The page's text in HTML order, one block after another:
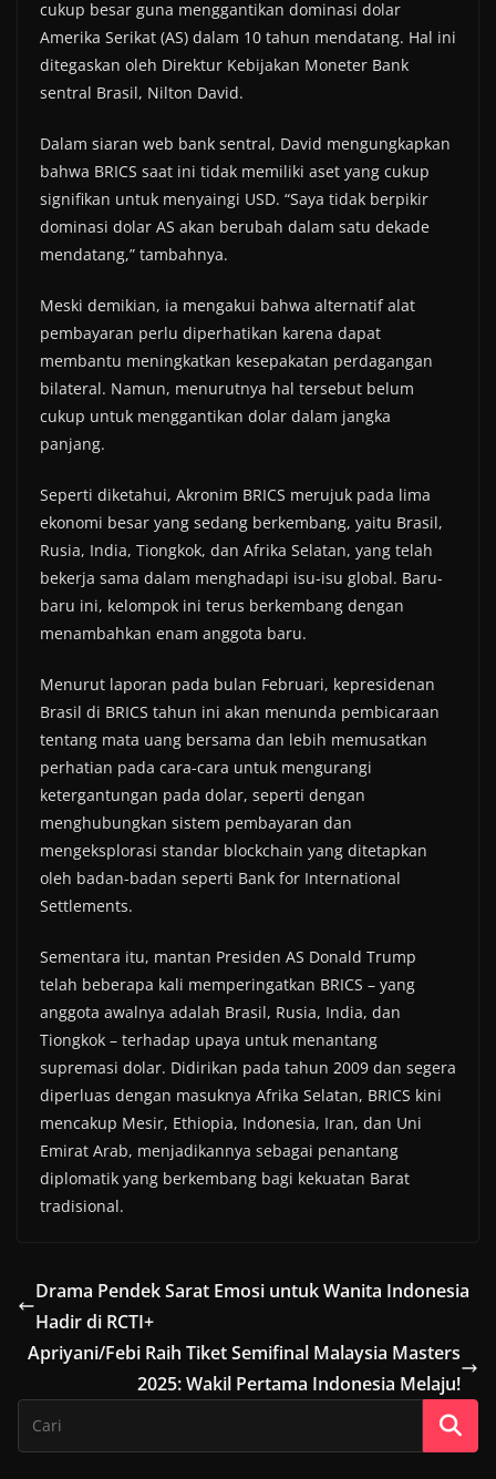
cukup besar guna menggantikan dominasi dolar
Amerika Serikat (AS) dalam 10 tahun mendatang. Hal ini
ditegaskan oleh Direktur Kebijakan Moneter Bank
sentral Brasil, Nilton David.
Dalam siaran web bank sentral, David mengungkapkan
bahwa BRICS saat ini tidak memiliki aset yang cukup
signifikan untuk menyaingi USD. “Saya tidak berpikir
dominasi dolar AS akan berubah dalam satu dekade
mendatang,” tambahnya.
Meski demikian, ia mengakui bahwa alternatif alat
pembayaran perlu diperhatikan karena dapat
membantu meningkatkan kesepakatan perdagangan
bilateral. Namun, menurutnya hal tersebut belum
cukup untuk menggantikan dolar dalam jangka
panjang.
Seperti diketahui, Akronim BRICS merujuk pada lima
ekonomi besar yang sedang berkembang, yaitu Brasil,
Rusia, India, Tiongkok, dan Afrika Selatan, yang telah
bekerja sama dalam menghadapi isu-isu global. Baru-
baru ini, kelompok ini terus berkembang dengan
menambahkan enam anggota baru.
Menurut laporan pada bulan Februari, kepresidenan
Brasil di BRICS tahun ini akan menunda pembicaraan
tentang mata uang bersama dan lebih memusatkan
perhatian pada cara-cara untuk mengurangi
ketergantungan pada dolar, seperti dengan
menghubungkan sistem pembayaran dan
mengeksplorasi standar blockchain yang ditetapkan
oleh badan-badan seperti Bank for International
Settlements.
Sementara itu, mantan Presiden AS Donald Trump
telah beberapa kali memperingatkan BRICS – yang
anggota awalnya adalah Brasil, Rusia, India, dan
Tiongkok – terhadap upaya untuk menantang
supremasi dolar. Didirikan pada tahun 2009 dan segera
diperluas dengan masuknya Afrika Selatan, BRICS kini
mencakup Mesir, Ethiopia, Indonesia, Iran, dan Uni
Emirat Arab, menjadikannya sebagai penantang
diplomatik yang berkembang bagi kekuatan Barat
tradisional.
Drama Pendek Sarat Emosi untuk Wanita Indonesia
Hadir di RCTI+
Apriyani/Febi Raih Tiket Semifinal Malaysia Masters
2025: Wakil Pertama Indonesia Melaju!